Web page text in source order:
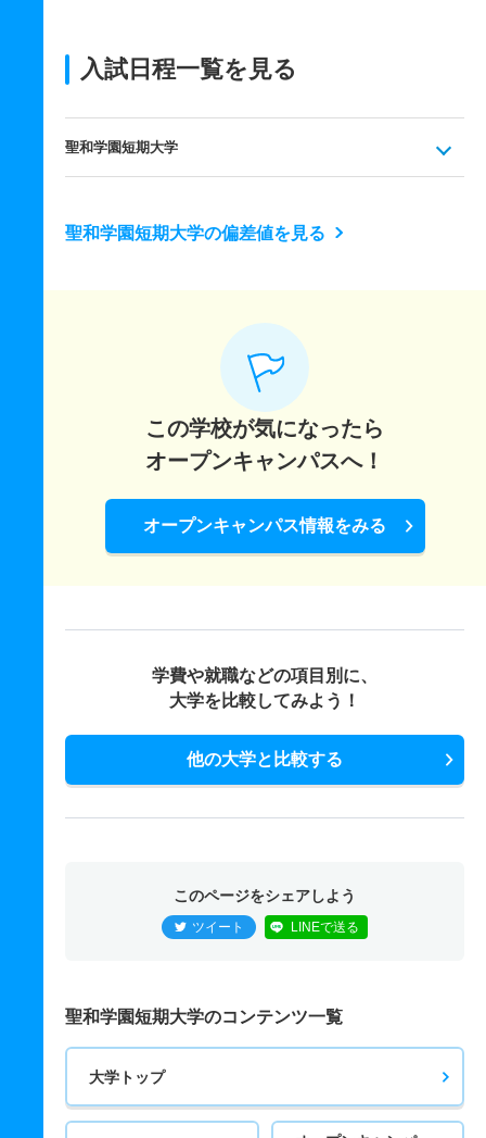
入試日程一覧を見る
聖和学園短期大学
聖和学園短期大学の偏差値を見る
この学校が気になったら
オープンキャンパスへ！
オープンキャンパス情報をみる
学費や就職などの項目別に、
大学を比較してみよう！
他の大学と比較する
このページをシェアしよう
ツイート LINEで送る
聖和学園短期大学のコンテンツ一覧
大学トップ